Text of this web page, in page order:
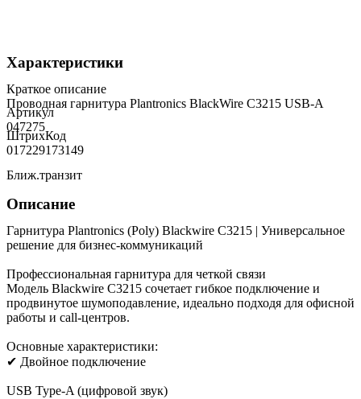
Характеристики
Краткое описание
Проводная гарнитура Plantronics BlackWire С3215 USB-A
Артикул
047275
ШтрихКод
017229173149
Ближ.транзит
Описание
Гарнитура Plantronics (Poly) Blackwire C3215 | Универсальное
решение для бизнес-коммуникаций
Профессиональная гарнитура для четкой связи
Модель Blackwire C3215 сочетает гибкое подключение и
продвинутое шумоподавление, идеально подходя для офисной
работы и call-центров.
Основные характеристики:
✔ Двойное подключение
USB Type-A (цифровой звук)